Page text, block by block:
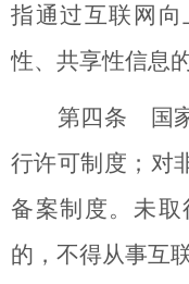
指通过互联网
性、共享性信息
第四条 国
行许可制度；对
备案制度。未
的，不得从事互